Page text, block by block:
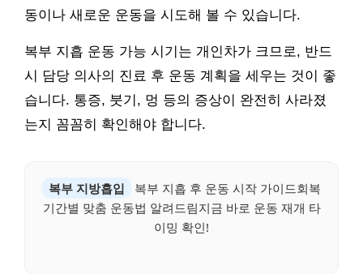
동이나 새로운 운동을 시도해 볼 수 있습니다.
복부 지흡 운동 가능 시기는 개인차가 크므로, 반드
시 담당 의사의 진료 후 운동 계획을 세우는 것이 좋
습니다. 통증, 붓기, 멍 등의 증상이 완전히 사라졌
는지 꼼꼼히 확인해야 합니다.
복부 지방흡입
복부 지흡 후 운동 시작 가이드회복
기간별 맞춤 운동법 알려드림지금 바로 운동 재개 타
이밍 확인!